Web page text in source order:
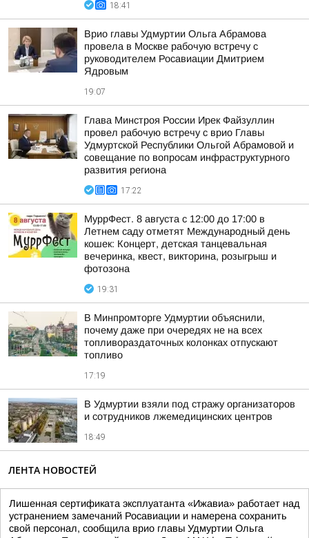
18:41
Врио главы Удмуртии Ольга Абрамова
провела в Москве рабочую встречу с
руководителем Росавиации Дмитрием
Ядровым
19:07
Глава Минстроя России Ирек Файзуллин
провел рабочую встречу с врио Главы
Удмуртской Республики Ольгой Абрамовой и
совещание по вопросам инфраструктурного
развития региона
17:22
МуррФест. 8 августа с 12:00 до 17:00 в
Летнем саду отметят Международный день
кошек: Концерт, детская танцевальная
вечеринка, квест, викторина, розыгрыш и
фотозона
19:31
В Минпромторге Удмуртии объяснили,
почему даже при очередях не на всех
топливораздаточных колонках отпускают
топливо
17:19
В Удмуртии взяли под стражу организаторов
и сотрудников лжемедицинских центров
18:49
ЛЕНТА НОВОСТЕЙ
Лишенная сертификата эксплуатанта «Ижавиа» работает над
устранением замечаний Росавиации и намерена сохранить
свой персонал, сообщила врио главы Удмуртии Ольга